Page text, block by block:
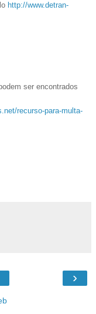
http://www.detran-
ser encontrados
recurso-para-multa-
›